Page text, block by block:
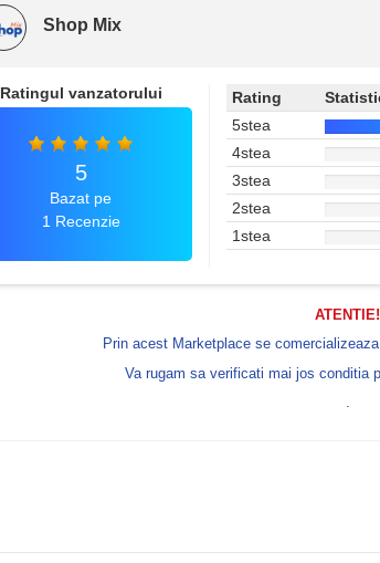
Shop Mix
Ratingul vanzatorului
5
Bazat pe
1 Recenzie
Rating
5stea
4stea
3stea
2stea
1stea
ATENTIE!
Prin acest Marketplace se
Va rugam sa verificati mai jos conditia